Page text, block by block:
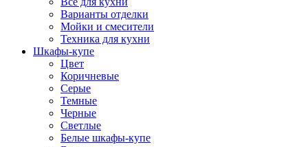
Варианты отделки
Мойки и смесители
Техника для кухни
Шкафы-купе
Цвет
Коричневые
Серые
Темные
Черные
Светлые
Белые шкафы-купе